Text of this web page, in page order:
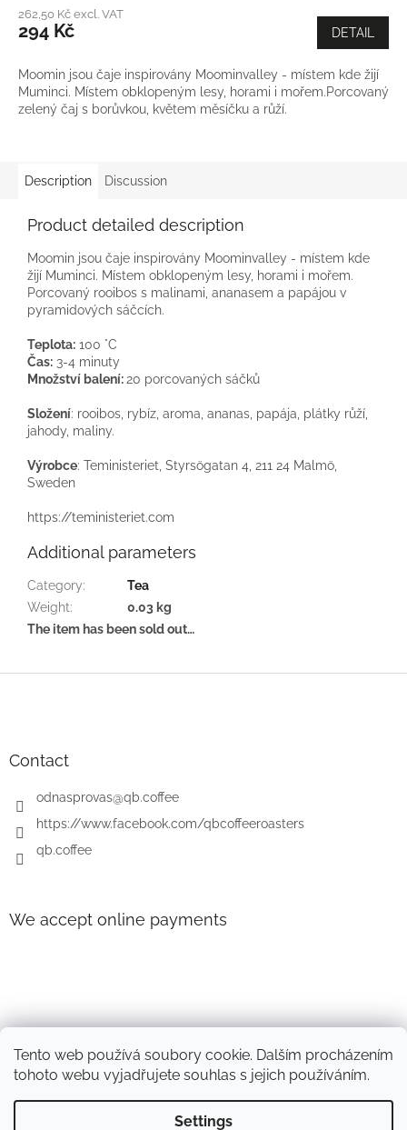
Tento web používá soubory cookie. Dalším procházením
tohoto webu vyjadřujete souhlas s jejich používáním.
Settings
262,50 Kč excl. VAT
294 Kč DETAIL
Moomin jsou čaje inspirovány Moominvalley - místem kde žijí
Muminci. Místem obklopeným lesy, horami i mořem.Porcovaný
zelený čaj s borůvkou, květem měsíčku a růží.
Description Discussion
Product detailed description
Moomin jsou čaje inspirovány Moominvalley - místem kde
žijí Muminci. Místem obklopeným lesy, horami i mořem.
Porcovaný rooibos s malinami, ananasem a papájou v
pyramidových sáčcích.
Teplota: 100 °C
Čas: 3-4 minuty
Množství balení: 20 porcovaných sáčků
Složení: rooibos, rybíz, aroma, ananas, papája, plátky růží,
jahody, maliny.
Výrobce: Teministeriet, Styrsögatan 4, 211 24 Malmö,
Sweden
https://teministeriet.com
Additional parameters
Category:
Tea
Weight:
0.03 kg
The item has been sold out…
eContact
odnasprovas@qb.coffee
https://www.facebook.com/qbcoffeeroasters
qb.coffee
We accept online payments
Created by Shoptet